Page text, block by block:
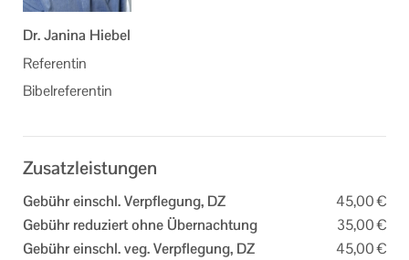
Dr. Janina Hiebel
Referentin
Bibelreferentin
Zusatzleistungen
Gebühr einschl. Verpflegung, DZ
45,00 €
Gebühr reduziert ohne Übernachtung
35,00 €
Gebühr einschl. veg. Verpflegung, DZ
45,00 €